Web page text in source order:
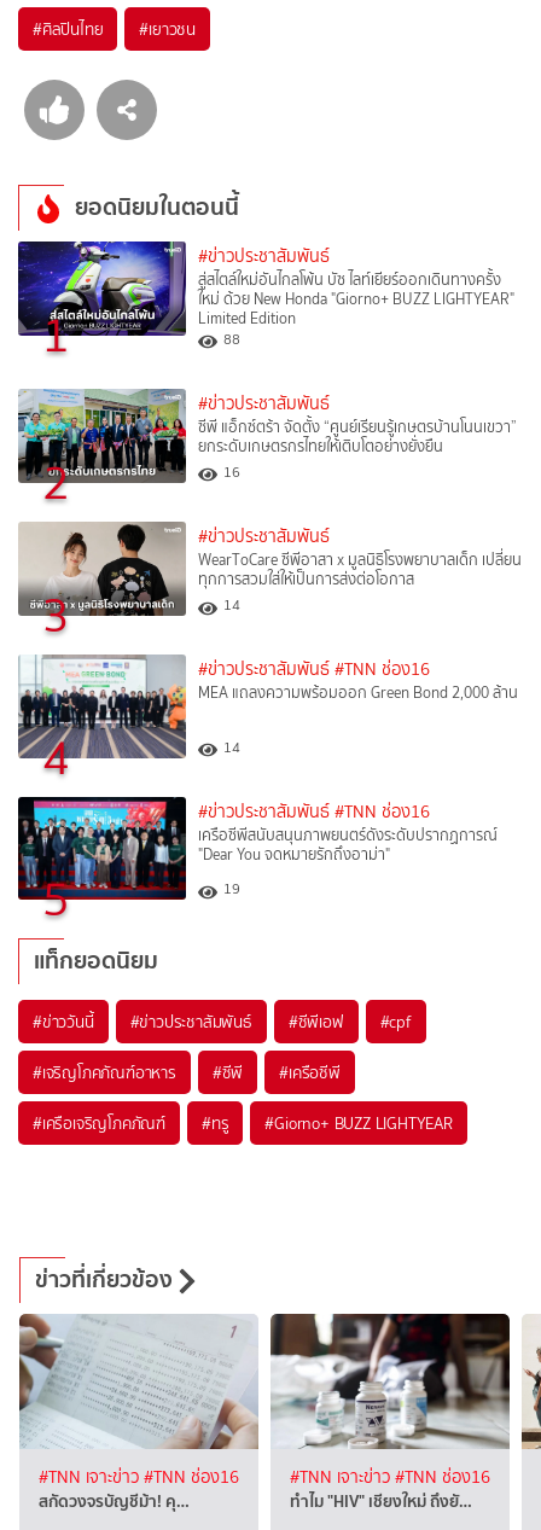
#ศิลปินไทย #เยาวชน
ยอดนิยมในตอนนี้
1
#ข่าวประชาสัมพันธ์
สู่สไตล์ใหม่อันไกลโพ้น บัซ ไลท์เยียร์ออกเดินทางครั้ง
ใหม่ ด้วย New Honda "Giorno+ BUZZ LIGHTYEAR"
Limited Edition
88
2
#ข่าวประชาสัมพันธ์
ซีพี แอ็กซ์ตร้า จัดตั้ง “ศูนย์เรียนรู้เกษตรบ้านโนนเขวา”
ยกระดับเกษตรกรไทยให้เติบโตอย่างยั่งยืน
16
3
#ข่าวประชาสัมพันธ์
WearToCare ซีพีอาสา x มูลนิธิโรงพยาบาลเด็ก เปลี่ยน
ทุกการสวมใส่ให้เป็นการส่งต่อโอกาส
14
4
#ข่าวประชาสัมพันธ์ #TNN ช่อง16
MEA แถลงความพร้อมออก Green Bond 2,000 ล้าน
14
5
#ข่าวประชาสัมพันธ์ #TNN ช่อง16
เครือซีพีสนับสนุนภาพยนตร์ดังระดับปรากฏการณ์
"Dear You จดหมายรักถึงอาม่า"
19
แท็กยอดนิยม
#ข่าววันนี้ #ข่าวประชาสัมพันธ์ #ซีพีเอฟ #cpf
#เจริญโภคภัณฑ์อาหาร #ซีพี #เครือซีพี
#เครือเจริญโภคภัณฑ์ #ทรู #Giorno+ BUZZ LIGHTYEAR
ข่าวที่เกี่ยวข้อง
#TNN เจาะข่าว#TNN ช่อง16
สกัดวงจรบัญชีม้า! คุ…
#TNN เจาะข่าว#TNN ช่อง16
ทำไม "HIV" เชียงใหม่ ถึงยั…